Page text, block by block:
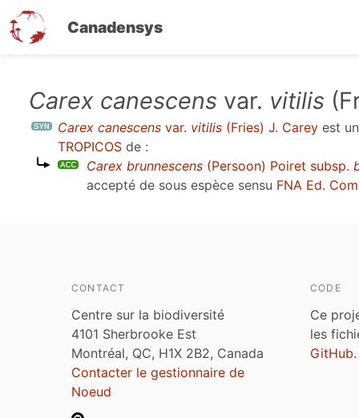
Canadensys
contenu
Carex canescens var. vitilis
Carex canescens var. vitilis (Fries) J. Carey est
TROPICOS de :
Carex brunnescens (Persoon) Poiret subsp.
accepté de sous espèce sensu FNA Ed.
CONTACT
Centre sur la biodiversité
4101 Sherbrooke Est
Montréal, QC, H1X 2B2, Canada
Contacter le gestionnaire de
Noeud
CODE
Ce
les
GitHub.